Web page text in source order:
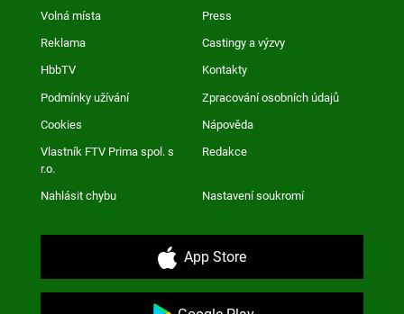
Volná místa Press
Reklama Castingy a výzvy
HbbTV Kontakty
Podmínky užívání Zpracování osobních údajů
Cookies Nápověda
Vlastník FTV Prima spol. s
r.o.
Redakce
Nahlásit chybu Nastavení soukromí
App Store